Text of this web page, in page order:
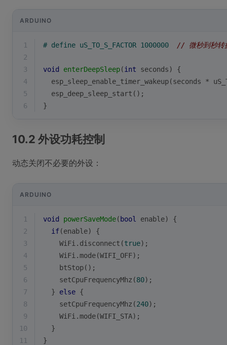
ARDUINO
1 # define uS_TO_S_FACTOR 1000000 // 微秒到秒转
2
3
void enterDeepSleep(int seconds)
{
4
esp_sleep_enable_timer_wakeup(seconds *
5
esp_deep_sleep_start ();
6
}
10.2 外设功耗控制
动态关闭不必要的外设：
ARDUINO
1 void powerSaveMode( bool enable)
{
2
if(enable) {
3
WiFi . disconnect (true);
4
WiFi . mode(WIFI_OFF);
5
btStop();
6
setCpuFrequencyMhz (80);
7
  }
else {
8
setCpuFrequencyMhz (240);
9
WiFi . mode(WIFI_STA);
10
  }
11
}